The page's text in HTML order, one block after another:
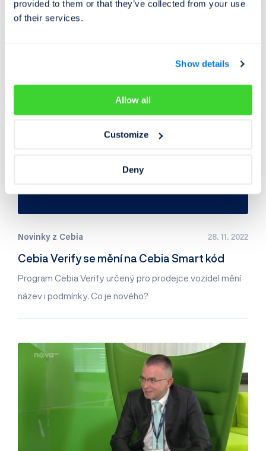
provided to them or that they’ve collected from your use
of their services.
Show details
Allow all
Customize
Deny
BezKomprese, který obsadil 5. místo ve své třídě na
Novinky z Cebia 28. 11. 2022
Cebia Verify se mění na Cebia Smart kód
Program Cebia Verify určený pro prodejce vozidel mění
název i podmínky. Co je nového?